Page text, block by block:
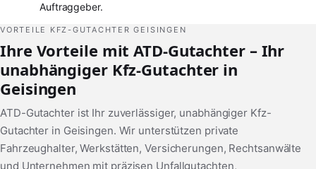
Auftraggeber.
VORTEILE KFZ-GUTACHTER GEISINGEN
Ihre Vorteile mit ATD-Gutachter – Ihr
unabhängiger Kfz-Gutachter in
Geisingen
ATD-Gutachter ist Ihr zuverlässiger, unabhängiger Kfz-
Gutachter in Geisingen. Wir unterstützen private
Fahrzeughalter, Werkstätten, Versicherungen, Rechtsanwälte
und Unternehmen mit präzisen Unfallgutachten,